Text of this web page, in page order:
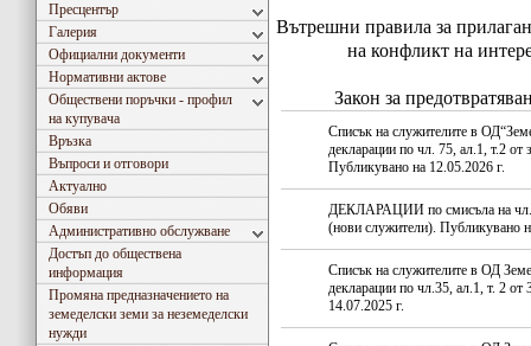
Пресцентър
Галерия
Официални документи
Нормативни актове
Обществени поръчки - профил
на купувача
Връзка
Въпроси и отговори
Актуално
Обяви
Административно обслужване
Достъп до обществена
информация
Промяна предназначението на
земеделски земи за неземеделски
нужди
Вътрешни правила за
на конфликт на
Закон за
Списък на служителите в
декларации по чл. 75, ал.1, т.2 от
Публикувано на 12.05.2026 г.
ДЕКЛАРАЦИИ по смисъла на
(нови служители). Публикувано
Списък на служителите в ОД
декларации по чл.35, ал.1, т. 2
14.07.2025 г.